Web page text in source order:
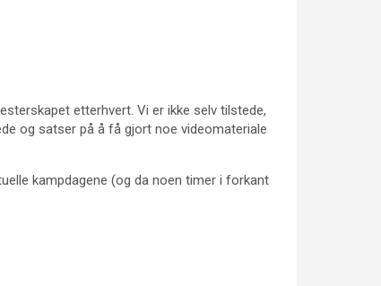
etterhvert. Vi er ikke selv tilstede,
og satser på å få gjort noe videomateriale
kampdagene (og da noen timer i forkant